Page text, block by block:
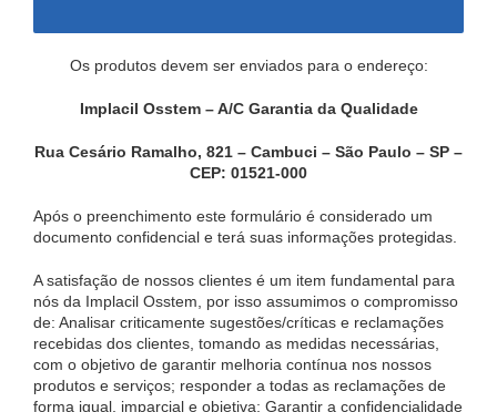
Os produtos devem ser enviados para o endereço:
Implacil Osstem – A/C Garantia da Qualidade
Rua Cesário Ramalho, 821 – Cambuci – São Paulo – SP –
CEP: 01521-000
Após o preenchimento este formulário é considerado um
documento confidencial e terá suas informações protegidas.
A satisfação de nossos clientes é um item fundamental para
nós da Implacil Osstem, por isso assumimos o compromisso
de: Analisar criticamente sugestões/críticas e reclamações
recebidas dos clientes, tomando as medidas necessárias,
com o objetivo de garantir melhoria contínua nos nossos
produtos e serviços; responder a todas as reclamações de
forma igual, imparcial e objetiva; Garantir a confidencialidade